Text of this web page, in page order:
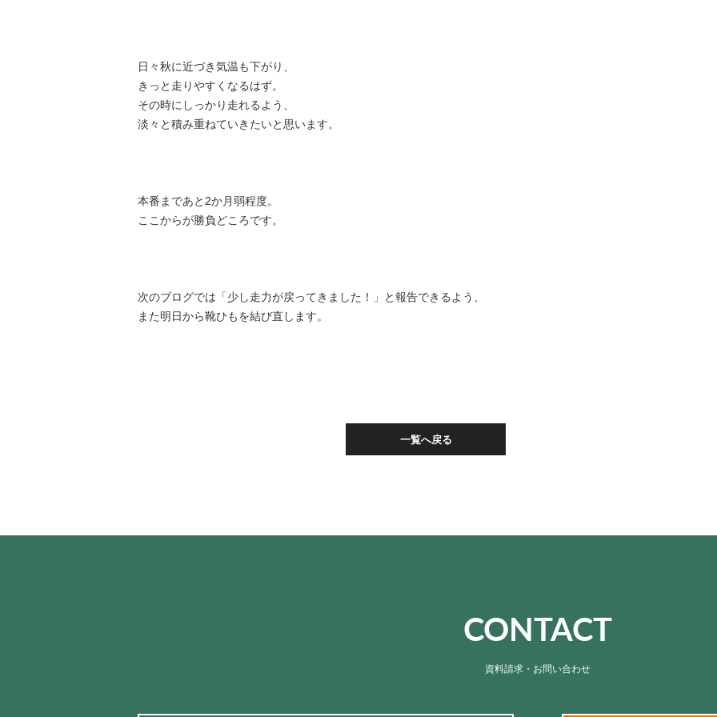
日々秋に近づき気温も下がり、
きっと走りやすくなるはず。
その時にしっかり走れるよう、
淡々と積み重ねていきたいと思います。
本番まであと2か月弱程度。
ここからが勝負どころです。
次のブログでは「少し走力が戻ってきました！」と報告できるよう、
また明日から靴ひもを結び直します。
一覧へ戻る
CONTACT
資料請求・お問い合わせ